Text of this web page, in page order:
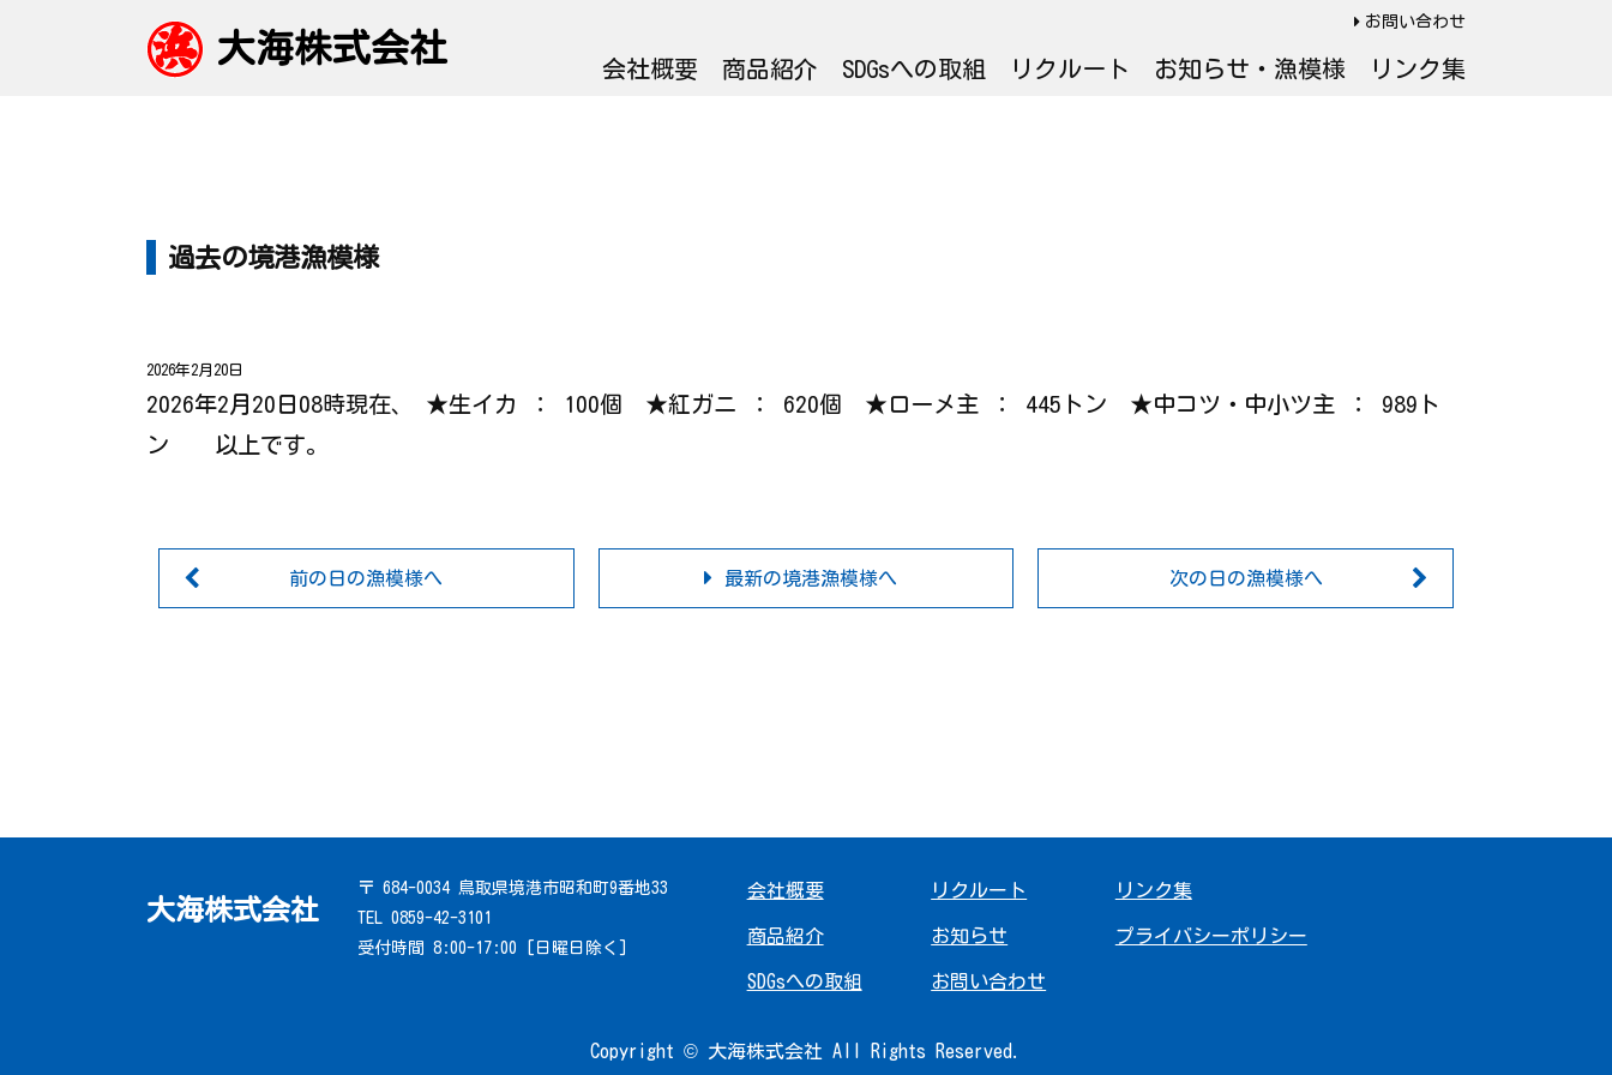
大海株式会社
お問い合わせ
会社概要 商品紹介 SDGsへの取組 リクルート お知らせ・漁模様 リンク集
過去の境港漁模様
2026年2月20日
2026年2月20日08時現在、 ★生イカ ： 100個 ★紅ガニ ： 620個 ★ローメ主 ： 445トン ★中コツ・中小ツ主 ： 989ト
ン 以上です。
前の日の漁模様へ 最新の境港漁模様へ 次の日の漁模様へ
大海株式会社
〒 684-0034 鳥取県境港市昭和町9番地33
TEL 0859-42-3101
受付時間 8:00-17:00 [日曜日除く]
会社概要
商品紹介
SDGsへの取組
リクルート
お知らせ
お問い合わせ
リンク集
プライバシーポリシー
Copyright © 大海株式会社 All Rights Reserved.